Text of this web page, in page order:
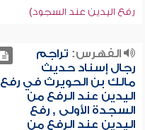
رفع اليدين عند السجود)
الفهرس: تراجم
رجال إسناد حديث
مالك بن الحويرث في رفع
اليدين عند الرفع من
السجدة الأولى , رفع
اليدين عند الرفع من